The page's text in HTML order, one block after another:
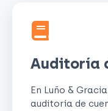
Auditoría
En Luño &
auditoría de